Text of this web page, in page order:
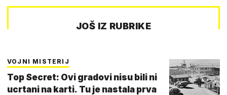
JOŠ IZ RUBRIKE
VOJNI MISTERIJ
Top Secret: Ovi gradovi nisu bili ni
ucrtani na karti. Tu je nastala prva